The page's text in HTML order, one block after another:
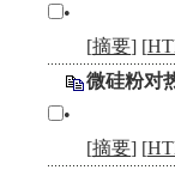
•
[摘要] [
微硅粉对
•
[摘要] [